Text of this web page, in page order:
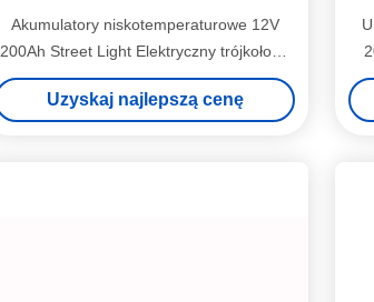
Akumulatory niskotemperaturowe 12V
200Ah Street Light Elektryczny trójkołowy
akumulator litowy
Uzyskaj najlepszą cenę